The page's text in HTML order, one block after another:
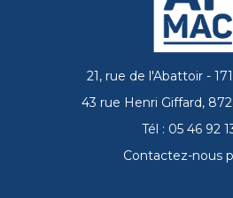
21, rue de l'Abattoir -
43 rue Henri Giffard,
Tél : 05 46 92
Contactez-nous